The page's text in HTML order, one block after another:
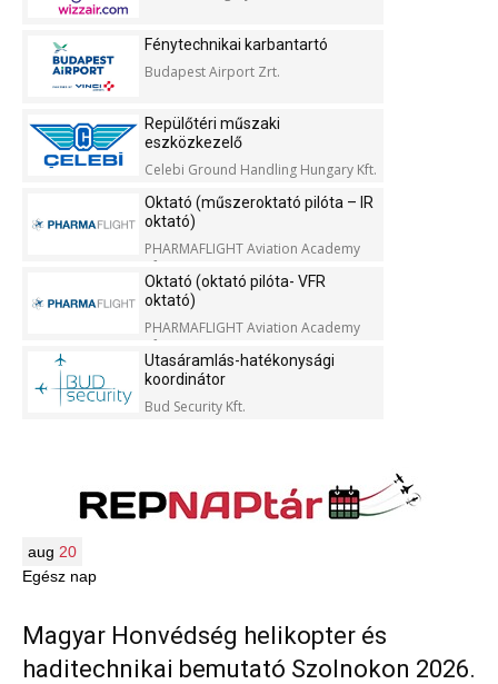
Fénytechnikai karbantartó
Budapest Airport Zrt.
Repülőtéri műszaki
eszközkezelő
Celebi Ground Handling Hungary Kft.
Oktató (műszeroktató pilóta – IR
oktató)
PHARMAFLIGHT Aviation Academy
Kft.
Oktató (oktató pilóta- VFR
oktató)
PHARMAFLIGHT Aviation Academy
Kft.
Utasáramlás-hatékonysági
koordinátor
Bud Security Kft.
aug 20
Egész nap
Magyar Honvédség helikopter és
haditechnikai bemutató Szolnokon 2026.